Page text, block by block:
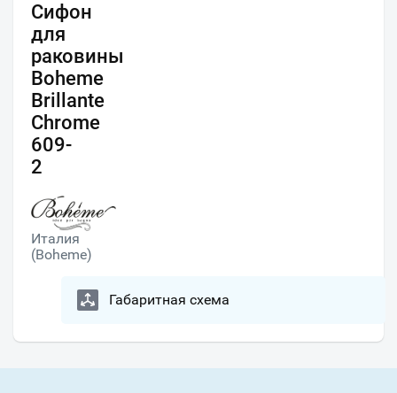
Сифон
для
раковины
Boheme
Brillante
Chrome
609-
2
Италия
(Boheme)
Габаритная схема